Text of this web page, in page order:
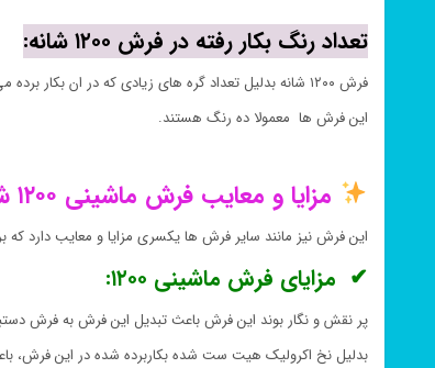
تعداد رنگ بکار رفته در فرش ۱۲۰۰ شانه:
فرش ۱۲۰۰ شانه بدلیل تعداد گره های زیادی که در ان بکار برده می شود دارای نقوش بسیاری می باشد. بنابراین تعداد رنگ های نخ فرش ۱۲۰۰ باید زیاد باشد.
این فرش ها معمولا ده رنگ هستند.
مزایا و معایب فرش ماشینی ۱۲۰۰ شانه:
این فرش نیز مانند سایر فرش ها یکسری مزایا و معایب دارد
✔ مزایای فرش ماشینی ۱۲۰۰:
پر نقش و نگار بوند این فرش باعث تبدیل این فرش به فرش
بدلیل نخ اکرولیک هیت ست شده بکاربرده شده در این فرش،